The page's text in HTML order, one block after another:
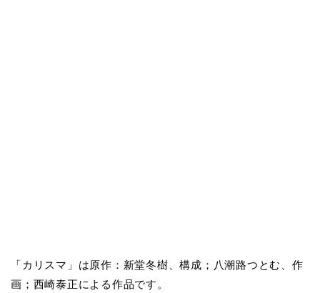
「カリスマ」は原作：新堂冬樹、構成；八潮路つとむ、作
画；西崎泰正による作品です。